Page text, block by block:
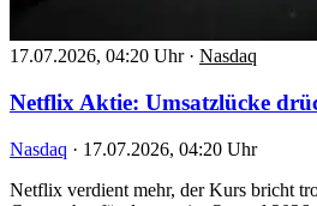
17.07.2026, 04:20 Uhr · Nasdaq
Netflix Aktie: Umsatzlücke
Nasdaq · 17.07.2026, 04:20 Uhr
Netflix verdient mehr, der Kurs bricht